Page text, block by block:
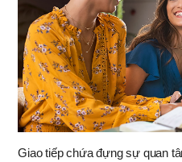
Giao tiếp chứa đựng sự quan